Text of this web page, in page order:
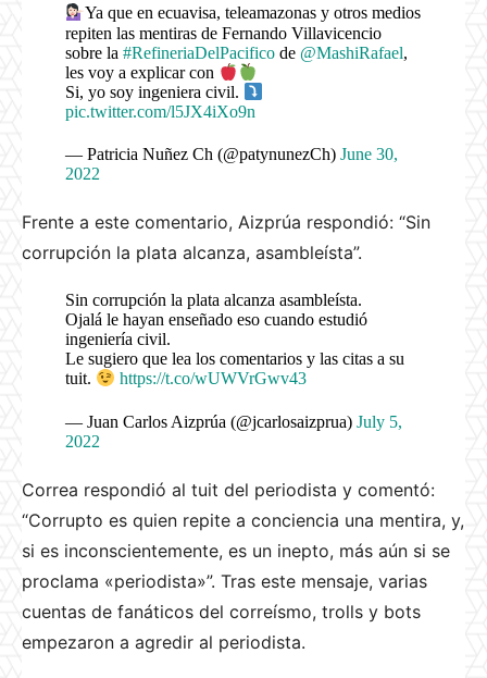
Ya que en ecuavisa, teleamazonas y otros medios
repiten las mentiras de Fernando Villavicencio
sobre la #RefineriaDelPacifico de @MashiRafael,
les voy a explicar con
Si, yo soy ingeniera civil.
pic.twitter.com/l5JX4iXo9n
— Patricia Nuñez Ch (@patynunezCh) June 30,
2022
Frente a este comentario, Aizprúa respondió: “Sin
corrupción la plata alcanza, asambleísta”.
Sin corrupción la plata alcanza asambleísta.
Ojalá le hayan enseñado eso cuando estudió
ingeniería civil.
Le sugiero que lea los comentarios y las citas a su
tuit.
https://t.co/wUWVrGwv43
— Juan Carlos Aizprúa (@jcarlosaizprua) July 5,
2022
Correa respondió al tuit del periodista y comentó:
“Corrupto es quien repite a conciencia una mentira, y,
si es inconscientemente, es un inepto, más aún si se
proclama «periodista»”. Tras este mensaje, varias
cuentas de fanáticos del correísmo, trolls y bots
empezaron a agredir al periodista.